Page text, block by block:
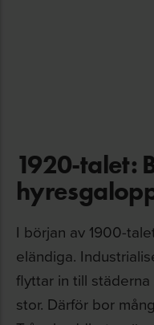
1920-talet:
I början av 1900-
eländiga.
flyttar in till
stor. Därför bor